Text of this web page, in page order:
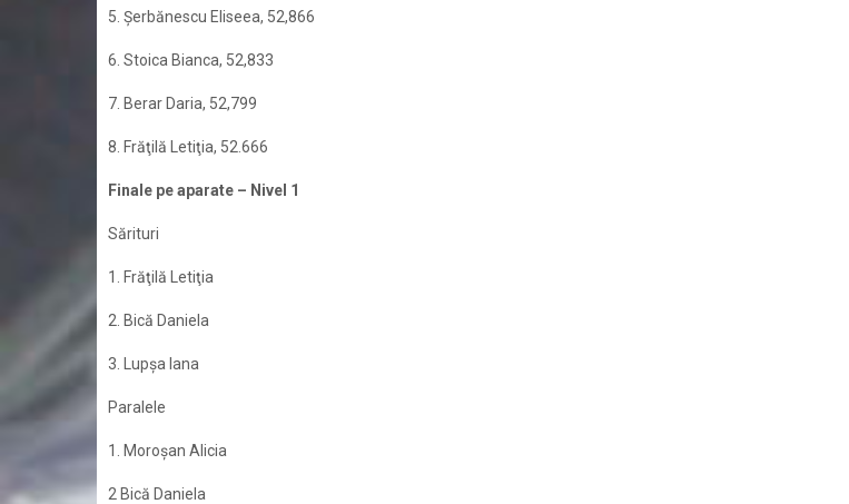
5. Şerbănescu Eliseea, 52,866
6. Stoica Bianca, 52,833
7. Berar Daria, 52,799
8. Frăţilă Letiţia, 52.666
Finale pe aparate – Nivel 1
Sărituri
1. Frăţilă Letiţia
2. Bică Daniela
3. Lupşa Iana
Paralele
1. Moroşan Alicia
2 Bică Daniela